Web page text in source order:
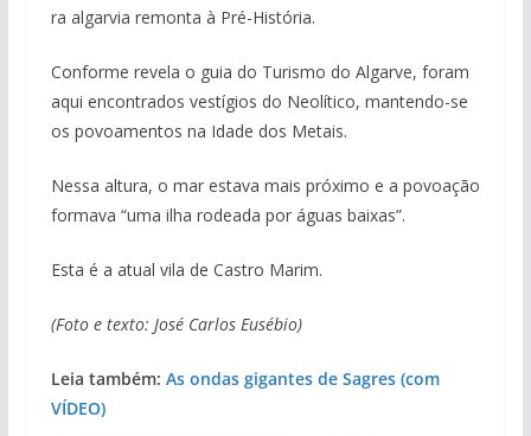
ra algarvia remonta à Pré-História.
Conforme revela o guia do Turismo do Algarve, foram
aqui encontrados vestígios do Neolítico, mantendo-se
os povoamentos na Idade dos Metais.
Nessa altura, o mar estava mais próximo e a povoação
formava “uma ilha rodeada por águas baixas”.
Esta é a atual vila de Castro Marim.
(Foto e texto: José Carlos Eusébio)
Leia também: As ondas gigantes de Sagres (com
VÍDEO)